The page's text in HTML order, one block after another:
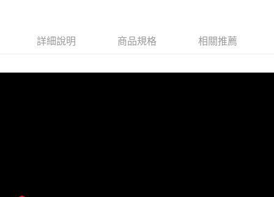
權轉讓予恩沛科技股份有限公司。
２．關於個人資料處理事宜，請瀏覽以下網址：
詳細說明 商品規格 相關推薦